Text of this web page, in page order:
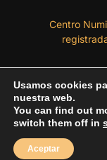
Centro
Usamos cookies
nuestra web.
You can find out
switch them off in
Aceptar